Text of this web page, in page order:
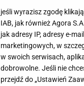
jeśli wyrazisz zgodę
IAB, jak również Agora
jak adresy IP, adresy e-
marketingowych, w
w swoich serwisach,
dobrowolne. Jeśli nie
przejdź do „Ustawień